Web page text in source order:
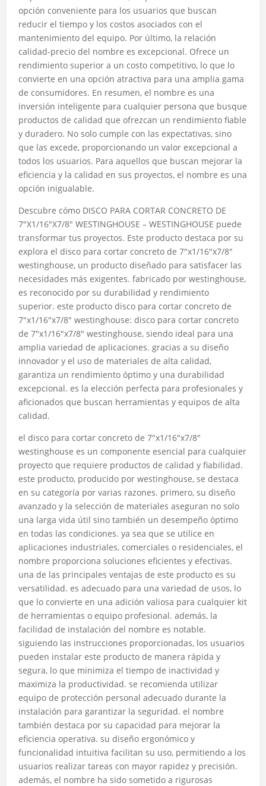
opción conveniente para los usuarios que buscan
reducir el tiempo y los costos asociados con el
mantenimiento del equipo. Por último, la relación
calidad-precio del nombre es excepcional. Ofrece un
rendimiento superior a un costo competitivo, lo que lo
convierte en una opción atractiva para una amplia gama
de consumidores. En resumen, el nombre es una
inversión inteligente para cualquier persona que busque
productos de calidad que ofrezcan un rendimiento fiable
y duradero. No solo cumple con las expectativas, sino
que las excede, proporcionando un valor excepcional a
todos los usuarios. Para aquellos que buscan mejorar la
eficiencia y la calidad en sus proyectos, el nombre es una
opción inigualable.
Descubre cómo DISCO PARA CORTAR CONCRETO DE
7″X1/16″X7/8″ WESTINGHOUSE – WESTINGHOUSE puede
transformar tus proyectos. Este producto destaca por su
explora el disco para cortar concreto de 7″x1/16″x7/8″
westinghouse, un producto diseñado para satisfacer las
necesidades más exigentes. fabricado por westinghouse,
es reconocido por su durabilidad y rendimiento
superior. este producto disco para cortar concreto de
7″x1/16″x7/8″ westinghouse: disco para cortar concreto
de 7″x1/16″x7/8″ westinghouse, siendo ideal para una
amplia variedad de aplicaciones. gracias a su diseño
innovador y el uso de materiales de alta calidad,
garantiza un rendimiento óptimo y una durabilidad
excepcional. es la elección perfecta para profesionales y
aficionados que buscan herramientas y equipos de alta
calidad.
el disco para cortar concreto de 7″x1/16″x7/8″
westinghouse es un componente esencial para cualquier
proyecto que requiere productos de calidad y fiabilidad.
este producto, producido por westinghouse, se destaca
en su categoría por varias razones. primero, su diseño
avanzado y la selección de materiales aseguran no solo
una larga vida útil sino también un desempeño óptimo
en todas las condiciones. ya sea que se utilice en
aplicaciones industriales, comerciales o residenciales, el
nombre proporciona soluciones eficientes y efectivas.
una de las principales ventajas de este producto es su
versatilidad. es adecuado para una variedad de usos, lo
que lo convierte en una adición valiosa para cualquier kit
de herramientas o equipo profesional. además, la
facilidad de instalación del nombre es notable.
siguiendo las instrucciones proporcionadas, los usuarios
pueden instalar este producto de manera rápida y
segura, lo que minimiza el tiempo de inactividad y
maximiza la productividad. se recomienda utilizar
equipo de protección personal adecuado durante la
instalación para garantizar la seguridad. el nombre
también destaca por su capacidad para mejorar la
eficiencia operativa. su diseño ergonómico y
funcionalidad intuitiva facilitan su uso, permitiendo a los
usuarios realizar tareas con mayor rapidez y precisión.
además, el nombre ha sido sometido a rigurosas